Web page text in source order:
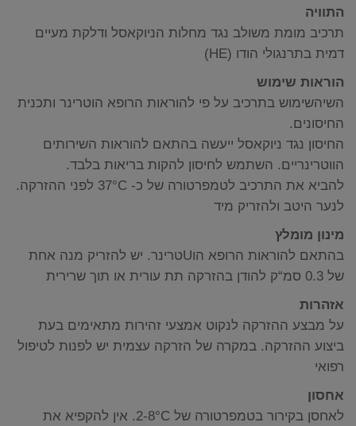
התוויה
תרכיב מומת משולב נגד מחלות הניוקאסל ודלקת מעיים
דמית בתרנגולי הודו (HE)
הוראות שימוש
השיהשימוש בתרכיב על פי להוראות הרופא הוטרינר ותכנית
החיסונים.
החיסון נגד ניוקאסל ייעשה בהתאם להוראות השירותים
הווטרינריים. השתמש לחיסון להקות בריאות בלבד.
להביא את התרכיב לטמפרטורה של כ- 37°C לפני ההזרקה.
לנער היטב ולהזריק מיד
מינון מומלץ
בהתאם להוראות הרופא הוUטרינר. יש להזריק מנה אחת
של 0.3 סמ“ק להודן בהזרקה תת עורית או תוך שרירית
אזהרות
על מבצע ההזרקה לנקוט אמצעי זהירות מתאימים בעת
ביצוע ההזרקה. במקרה של הזרקה עצמית יש לפנות לטיפול
רפואי
אחסון
לאחסן בקירור בטמפרטורה של 2-8°C. אין להקפיא את